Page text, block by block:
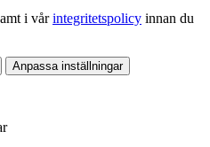
i vårintegritetspolicy innan du
Anpassa inställningar